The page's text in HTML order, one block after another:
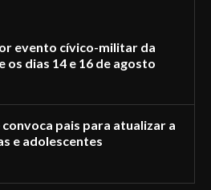
evento cívico-militar da
dias 14 e 16 de agosto
pais para atualizar a
e adolescentes